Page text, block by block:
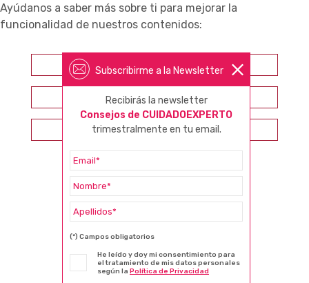
Subscribirme a la Newsletter
Recibirás la newsletter
Consejos de CUIDADOEXPERTO
trimestralmente en tu email.
(*) Campos obligatorios
He leído y doy mi consentimiento para
el tratamiento de mis datos personales
según la Política de Privacidad
Ayúdanos a saber más sobre ti para mejorar la
funcionalidad de nuestros contenidos:
Farmacéutico
Otros profesionales sanitarios
Consumidor